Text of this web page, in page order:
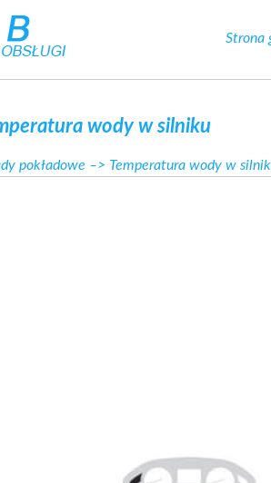
Strona
wody w silniku
pokładowe –> Temperatura wody w